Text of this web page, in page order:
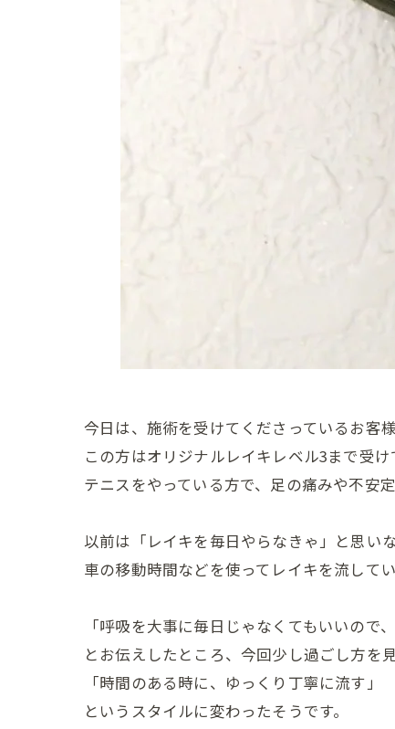
今日は、施術を受けてくださっているお客様
この方はオリジナルレイキレベル3まで受け
テニスをやっている方で、足の痛みや不安
以前は「レイキを毎日やらなきゃ」と思いな
車の移動時間などを使ってレイキを流してい
「呼吸を大事に毎日じゃなくてもいいので
とお伝えしたところ、今回少し過ごし方を見
「時間のある時に、ゆっくり丁寧に流す」
というスタイルに変わったそうです。